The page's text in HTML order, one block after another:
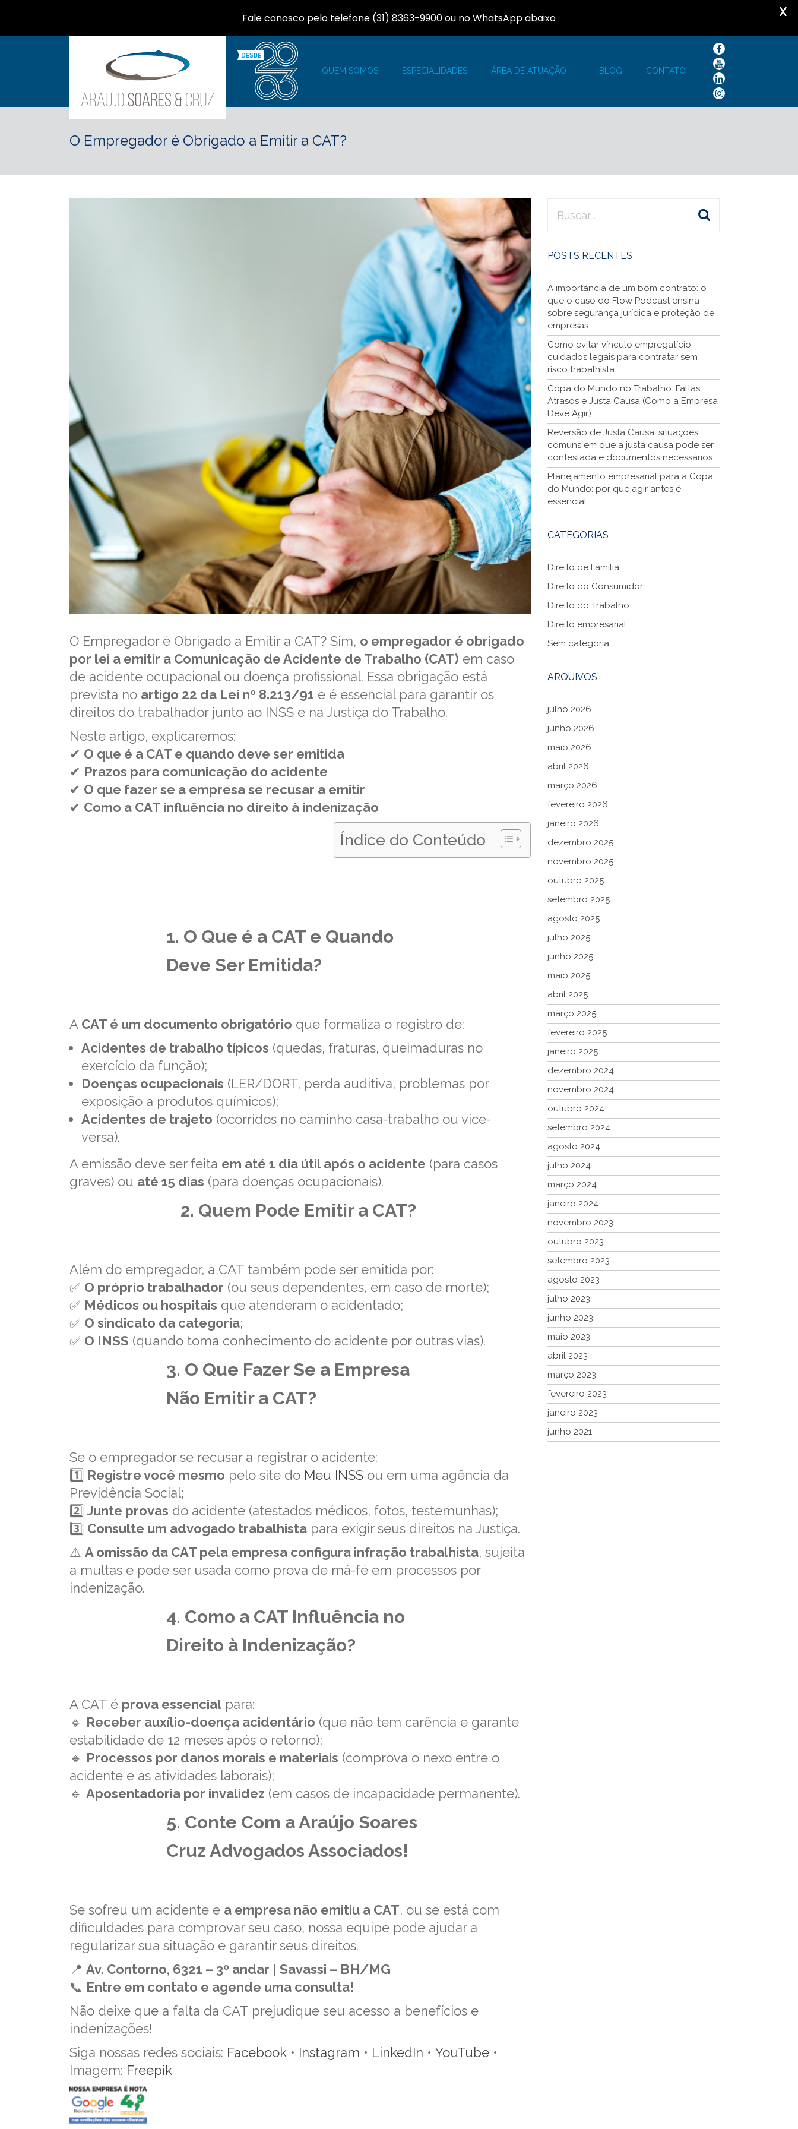
QUEM SOMOS ESPECIALIDADES ÁREA DE ATUAÇÃO BLOG CONTATO
O Empregador é Obrigado a Emitir a CAT?
O Empregador é Obrigado a Emitir a CAT? Sim, o empregador é obrigado
por lei a emitir a Comunicação de Acidente de Trabalho (CAT) em caso
de acidente ocupacional ou doença profissional. Essa obrigação está
prevista no artigo 22 da Lei nº 8.213/91 e é essencial para garantir os
direitos do trabalhador junto ao INSS e na Justiça do Trabalho.
Neste artigo, explicaremos:
✔ O que é a CAT e quando deve ser emitida
✔ Prazos para comunicação do acidente
✔ O que fazer se a empresa se recusar a emitir
✔ Como a CAT influência no direito à indenização
Índice do Conteúdo
1. O Que é a CAT e Quando
Deve Ser Emitida?
A CAT é um documento obrigatório que formaliza o registro de:
Acidentes de trabalho típicos (quedas, fraturas, queimaduras no
exercício da função);
Doenças ocupacionais (LER/DORT, perda auditiva, problemas por
exposição a produtos químicos);
Acidentes de trajeto (ocorridos no caminho casa-trabalho ou vice-
versa).
A emissão deve ser feita em até 1 dia útil após o acidente (para casos
graves) ou até 15 dias (para doenças ocupacionais).
2. Quem Pode Emitir a CAT?
Além do empregador, a CAT também pode ser emitida por:
✅ O próprio trabalhador (ou seus dependentes, em caso de morte);
✅ Médicos ou hospitais que atenderam o acidentado;
✅ O sindicato da categoria;
✅ O INSS (quando toma conhecimento do acidente por outras vias).
3. O Que Fazer Se a Empresa
Não Emitir a CAT?
Se o empregador se recusar a registrar o acidente:
1️⃣ Registre você mesmo pelo site do Meu INSS ou em uma agência da
Previdência Social;
2️⃣ Junte provas do acidente (atestados médicos, fotos, testemunhas);
3️⃣ Consulte um advogado trabalhista para exigir seus direitos na Justiça.
⚠ A omissão da CAT pela empresa configura infração trabalhista, sujeita
a multas e pode ser usada como prova de má-fé em processos por
indenização.
4. Como a CAT Influência no
Direito à Indenização?
A CAT é prova essencial para:
🔹 Receber auxílio-doença acidentário (que não tem carência e garante
estabilidade de 12 meses após o retorno);
🔹 Processos por danos morais e materiais (comprova o nexo entre o
acidente e as atividades laborais);
🔹 Aposentadoria por invalidez (em casos de incapacidade permanente).
5. Conte Com a Araújo Soares
Cruz Advogados Associados!
Se sofreu um acidente e a empresa não emitiu a CAT, ou se está com
dificuldades para comprovar seu caso, nossa equipe pode ajudar a
regularizar sua situação e garantir seus direitos.
📍 Av. Contorno, 6321 – 3º andar | Savassi – BH/MG
📞 Entre em contato e agende uma consulta!
Não deixe que a falta da CAT prejudique seu acesso a benefícios e
indenizações!
Siga nossas redes sociais: Facebook • Instagram • LinkedIn • YouTube •
Imagem: Freepik
POSTS RECENTES
A importância de um bom contrato: o
que o caso do Flow Podcast ensina
sobre segurança jurídica e proteção de
empresas
Como evitar vínculo empregatício:
cuidados legais para contratar sem
risco trabalhista
Copa do Mundo no Trabalho: Faltas,
Atrasos e Justa Causa (Como a Empresa
Deve Agir)
Reversão de Justa Causa: situações
comuns em que a justa causa pode ser
contestada e documentos necessários
Planejamento empresarial para a Copa
do Mundo: por que agir antes é
essencial
CATEGORIAS
Direito de Família
Direito do Consumidor
Direito do Trabalho
Direito empresarial
Sem categoria
ARQUIVOS
julho 2026
junho 2026
maio 2026
abril 2026
março 2026
fevereiro 2026
janeiro 2026
dezembro 2025
novembro 2025
outubro 2025
setembro 2025
agosto 2025
julho 2025
junho 2025
maio 2025
abril 2025
março 2025
fevereiro 2025
janeiro 2025
dezembro 2024
novembro 2024
outubro 2024
setembro 2024
agosto 2024
julho 2024
março 2024
janeiro 2024
novembro 2023
outubro 2023
setembro 2023
agosto 2023
julho 2023
junho 2023
maio 2023
abril 2023
março 2023
fevereiro 2023
janeiro 2023
junho 2021
Fale conosco pelo telefone (31) 8363-9900 ou no WhatsApp abaixo X